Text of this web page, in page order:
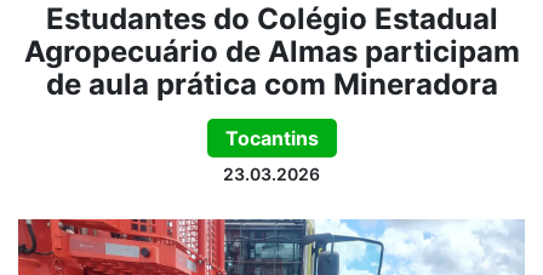
Estudantes do Colégio Estadual
Agropecuário de Almas participam
de aula prática com Mineradora
Tocantins
23.03.2026